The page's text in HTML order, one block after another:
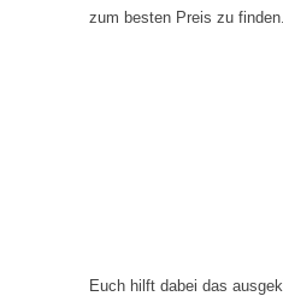
zum besten Preis zu finden.
Euch hilft dabei das